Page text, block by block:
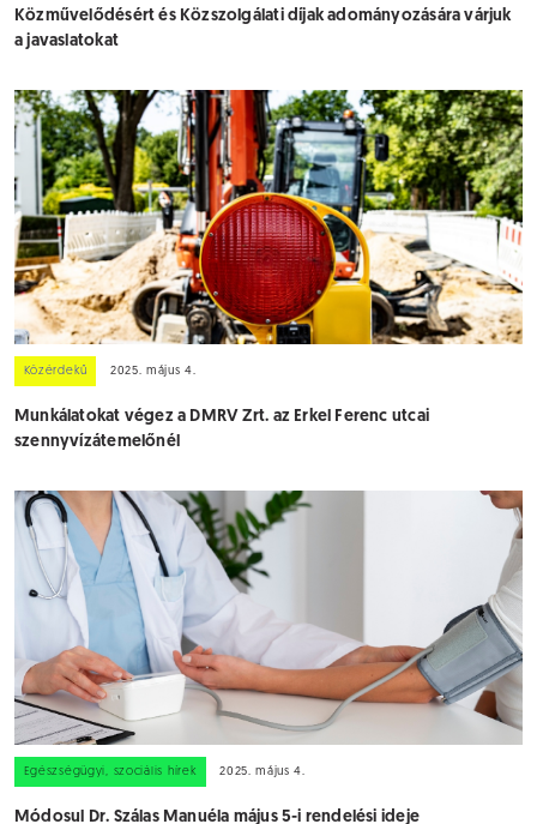
Közművelődésért és Közszolgálati díjak adományozására várjuk
a javaslatokat
Közérdekű 2025. május 4.
Munkálatokat végez a DMRV Zrt. az Erkel Ferenc utcai
szennyvízátemelőnél
Egészségügyi, szociális hírek 2025. május 4.
Módosul Dr. Szálas Manuéla május 5-i rendelési ideje